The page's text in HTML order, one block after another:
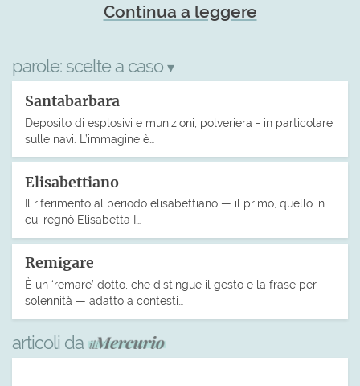
Continua a leggere
parole: scelte a caso ▾
Santabarbara
Deposito di esplosivi e munizioni, polveriera - in particolare
sulle navi. L’immagine è…
Elisabettiano
Il riferimento al periodo elisabettiano — il primo, quello in
cui regnò Elisabetta I…
Remigare
È un ‘remare’ dotto, che distingue il gesto e la frase per
solennità — adatto a contesti…
articoli da